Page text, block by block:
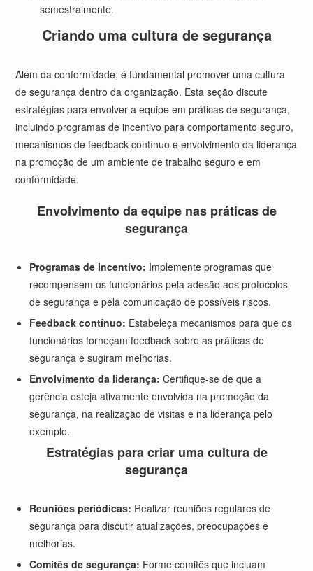
semestralmente.
Criando uma cultura de segurança
Além da conformidade, é fundamental promover uma cultura
de segurança dentro da organização. Esta seção discute
estratégias para envolver a equipe em práticas de segurança,
incluindo programas de incentivo para comportamento seguro,
mecanismos de feedback contínuo e envolvimento da liderança
na promoção de um ambiente de trabalho seguro e em
conformidade.
Envolvimento da equipe nas práticas de
segurança
Programas de incentivo: Implemente programas que
recompensem os funcionários pela adesão aos protocolos
de segurança e pela comunicação de possíveis riscos.
Feedback contínuo: Estabeleça mecanismos para que os
funcionários forneçam feedback sobre as práticas de
segurança e sugiram melhorias.
Envolvimento da liderança: Certifique-se de que a
gerência esteja ativamente envolvida na promoção da
segurança, na realização de visitas e na liderança pelo
exemplo.
Estratégias para criar uma cultura de
segurança
Reuniões periódicas: Realizar reuniões regulares de
segurança para discutir atualizações, preocupações e
melhorias.
Comitês de segurança: Forme comitês que incluam